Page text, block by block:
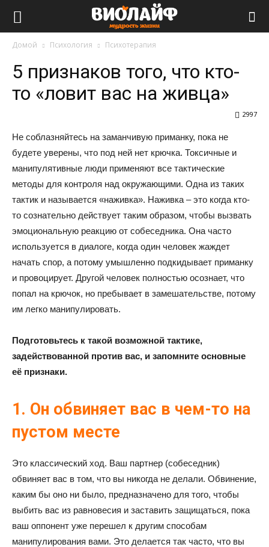
Домой Психология Психотерапия
5 признаков того, что кто-
то «ловит вас на живца»
2997
Не соблазняйтесь на заманчивую приманку, пока не
будете уверены, что под ней нет крючка. Токсичные и
манипулятивные люди применяют все тактические
методы для контроля над окружающими. Одна из таких
тактик и называется «наживка». Наживка – это когда кто-
то сознательно действует таким образом, чтобы вызвать
эмоциональную реакцию от собеседника. Она часто
используется в диалоге, когда один человек жаждет
начать спор, а потому умышленно подкидывает приманку
и провоцирует. Другой человек полностью осознает, что
попал на крючок, но пребывает в замешательстве, потому
им легко манипулировать.
Подготовьтесь к такой возможной тактике,
задействованной против вас, и запомните основные
её признаки.
1. Он обвиняет вас в чем-то на
пустом месте
Это классический ход. Ваш партнер (собеседник)
обвиняет вас в том, что вы никогда не делали. Обвинение,
каким бы оно ни было, предназначено для того, чтобы
выбить вас из равновесия и заставить защищаться, пока
ваш оппонент уже перешел к другим способам
манипулирования вами. Это делается так часто, что вы